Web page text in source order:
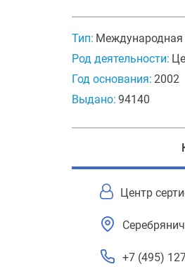
Тип:
Род деятельности:
Год основания: 2002
Выдано: 94140
Центр
+7 (495)